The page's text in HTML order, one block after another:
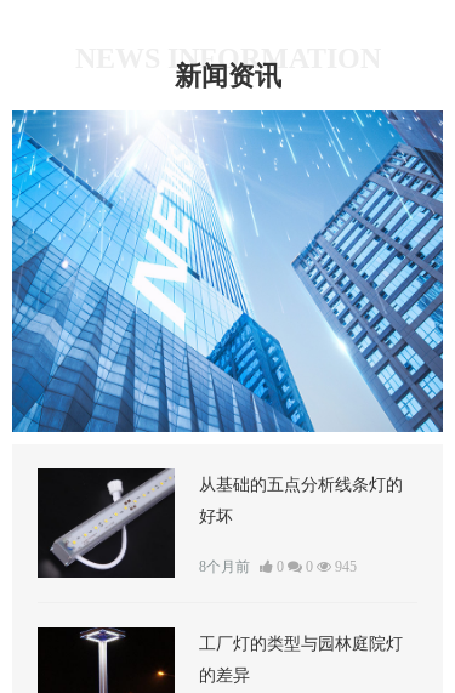
NEWS INFORMATION
新闻资讯
从基础的五点分析线条灯的
好坏
8个月前 0 0 945
工厂灯的类型与园林庭院灯
的差异